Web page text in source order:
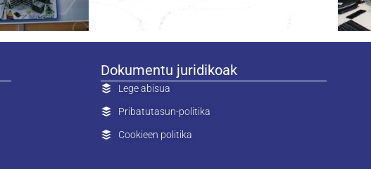
Dokumentu juridikoak
Lege abisua
Pribatutasun-politika
Cookieen politika